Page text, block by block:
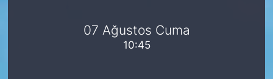
07 Ağustos Cuma
10:45
SARIYER HABERLERİ